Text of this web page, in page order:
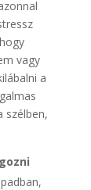
vagy
a
szélben,